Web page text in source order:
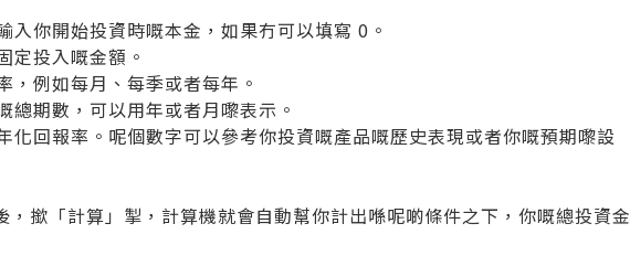
入你開始投資時嘅本金，如果冇可以填寫 0。
定投入嘅金額。
，例如每月、每季或者每年。
總期數，可以用年或者月嚟表示。
化回報率。呢個數字可以參考你投資嘅產品嘅歷史表現或者你嘅預期嚟設
，撳「計算」掣，計算機就會自動幫你計出喺呢啲條件之下，你嘅總投資金